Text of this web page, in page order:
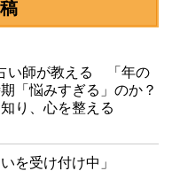
い師が教える 「年の
「悩みすぎる」のか？
り、心を整える
を受け付け中」